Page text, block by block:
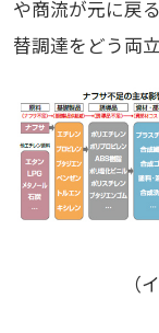
や商流が元に戻
替調達をどう両
（